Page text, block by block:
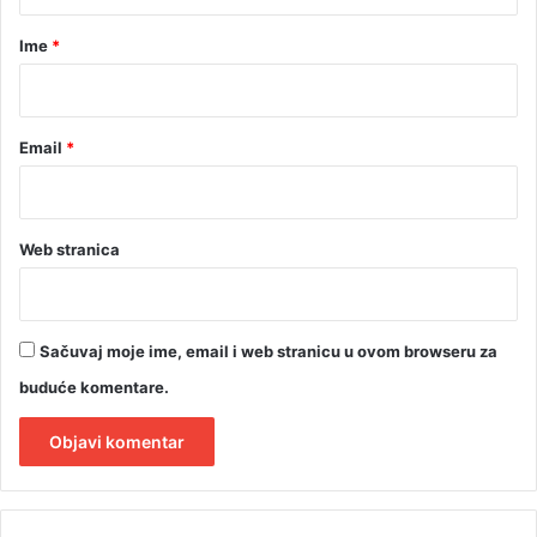
rIme *
Email *
Web stranica
Sačuvaj moje ime, email i web stranicu u ovom browseru za
buduće komentare.